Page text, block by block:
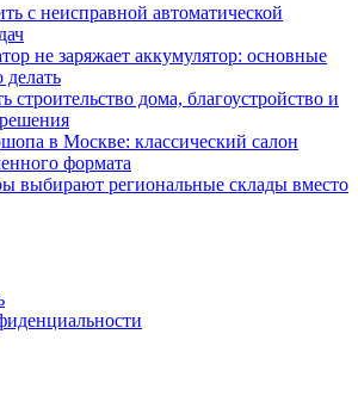
с неисправной автоматической
не заряжает аккумулятор: основные
строительство дома, благоустройство и
в Москве: классический салон
формата
выбирают региональные склады вместо